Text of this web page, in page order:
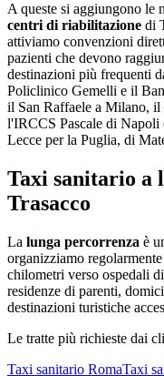
A queste si aggiungono le
centri di riabilitazione di
attiviamo convenzioni
pazienti che devono
destinazioni più frequenti
Policlinico Gemelli e il
il San Raffaele a Milano,
l'IRCCS Pascale di
Lecce per la Puglia, di
Taxi sanitario a
Trasacco
La lunga percorrenza è
organizziamo
chilometri verso ospedali
residenze di parenti,
destinazioni turistiche
Le tratte più richieste dai
Taxi sanitario RomaTaxi